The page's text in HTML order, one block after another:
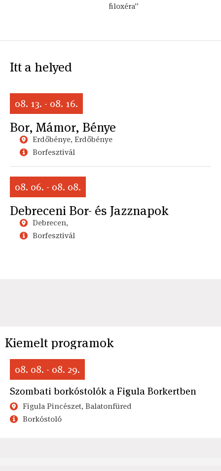
filoxéra”
Itt a helyed
08. 13. - 08. 16.
Bor, Mámor, Bénye
Erdőbénye, Erdőbénye
Borfesztivál
08. 06. - 08. 08.
Debreceni Bor- és Jazznapok
Debrecen,
Borfesztivál
Kiemelt programok
08. 08. - 08. 29.
Szombati borkóstolók a Figula Borkertben
Figula Pincészet, Balatonfüred
Borkóstoló